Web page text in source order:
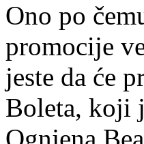
Ono po
promocije
jeste da će
Boleta, koji